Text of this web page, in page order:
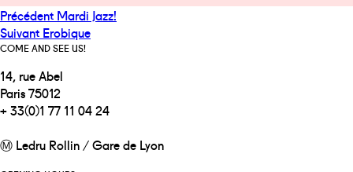
Navigation
de
l’article
Précédent Publication
précédente :
Mardi Jazz!
Suivant Publication
suivante :
Erobique
COME AND SEE US!
14, rue Abel
Paris 75012
+ 33(0)1 77 11 04 24
Ⓜ Ledru Rollin / Gare de Lyon